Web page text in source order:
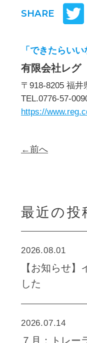
SHARE
「できたらい
有限会社レグ
〒918-8205 福
TEL.0776-57-
https://
←前へ
最近の投
2026.08.01
【お知らせ】
した
2026.07.14
７月：トレー